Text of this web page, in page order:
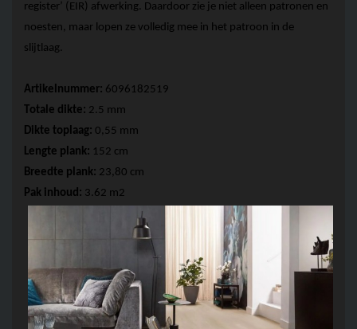
register’ (EIR) afwerking. Daardoor zie je niet alleen patronen en
noesten, maar lopen ze volledig mee in het patroon in de
slijtlaag.
Artikelnummer: 6096182519
Totale dikte: 2.5 mm
Dikte toplaag: 0,55 mm
Lengte plank: 152 cm
Breedte plank: 23,80 cm
Pak inhoud: 3.62 m2